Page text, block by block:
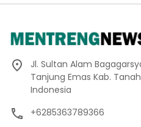
Jl. Sultan Alam
Tanjung Emas Kab.
Indonesia
+6285363789366